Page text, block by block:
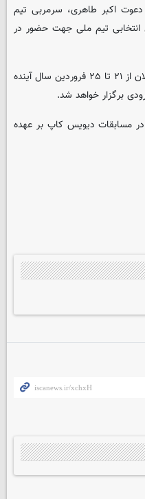
دعوت اکبر طاهری، سرمربی تیم
انتخابی تیم ملی جهت حضور در
مرحله نخست انتخابی تیم ملی بزرگسالان از ۲۱ تا ۲۵ فروردین سال آینده
برگزار خواهد شد.
مسابقات دیویس کاپ بر عهده